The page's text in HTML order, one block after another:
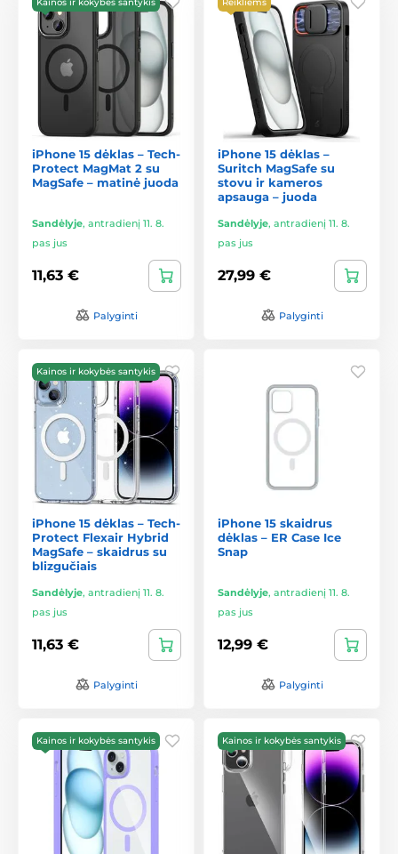
iPhone 15 dėklas – Tech-
Protect MagMat 2 su
MagSafe – matinė juoda
Sandėlyje, antradienį 11. 8.
pas jus
11,63 €
Palyginti
iPhone 15 dėklas –
Suritch MagSafe su
stovu ir kameros
apsauga – juoda
Sandėlyje, antradienį 11. 8.
pas jus
27,99 €
Palyginti
Kainos ir kokybės santykis
iPhone 15 dėklas – Tech-
Protect Flexair Hybrid
MagSafe – skaidrus su
blizgučiais
Sandėlyje, antradienį 11. 8.
pas jus
11,63 €
Palyginti
iPhone 15 skaidrus
dėklas – ER Case Ice
Snap
Sandėlyje, antradienį 11. 8.
pas jus
12,99 €
Palyginti
Kainos ir kokybės santykis Kainos ir kokybės santykis